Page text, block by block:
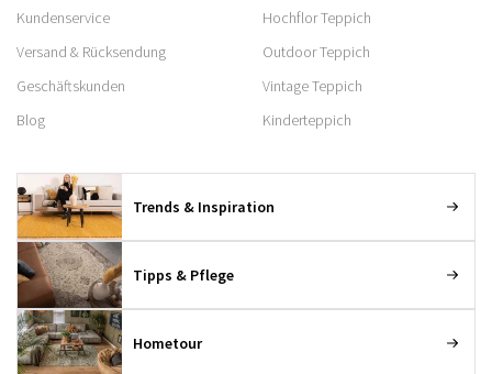
Kundenservice
Versand & Rücksendung
Geschäftskunden
Blog
Hochflor Teppich
Outdoor Teppich
Vintage Teppich
Kinderteppich
Trends & Inspiration
Tipps & Pflege
Hometour